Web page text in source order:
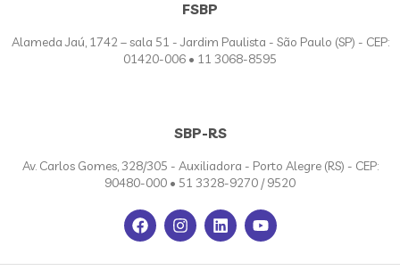
FSBP
Alameda Jaú, 1742 – sala 51 - Jardim Paulista - São Paulo (SP) - CEP:
01420-006 • 11 3068-8595
SBP-RS
Av. Carlos Gomes, 328/305 - Auxiliadora - Porto Alegre (RS) - CEP:
90480-000 • 51 3328-9270 / 9520